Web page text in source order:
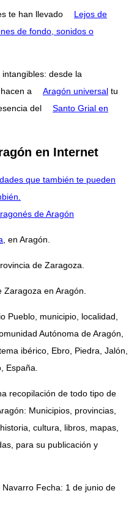
te han llevado
Lejos de
de fondo, sonidos o
desde la
a Aragón universal tu
del
Santo Grial en
en Internet
que también te pueden
de Aragón
, en Aragón.
de Zaragoza.
Zaragoza en Aragón.
Pueblo, municipio, localidad,
Autónoma de Aragón,
ibérico, Ebro, Piedra, Jalón,
España.
recopilación de todo tipo de
Municipios, provincias,
cultura, libros, mapas,
para su publicación y
Fecha: 1 de junio de